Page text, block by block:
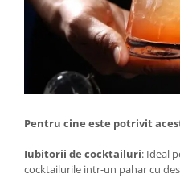
Pentru cine este potrivit
Iubitorii de cocktailuri: Ideal
cocktailurile intr-un pahar cu